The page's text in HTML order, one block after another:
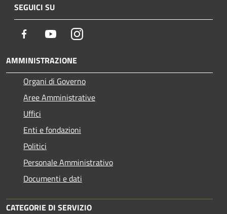
SEGUICI SU
Facebook YoutubeInstagram
AMMINISTRAZIONE
Organi di Governo
Aree Amministrative
Uffici
Enti e fondazioni
Politici
Personale Amministrativo
Documenti e dati
CATEGORIE DI SERVIZIO